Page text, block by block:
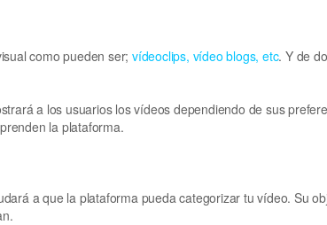
como pueden ser; vídeoclips, vídeo blogs, etc. Y de
a los usuarios los vídeos dependiendo de sus
la plataforma.
a que la plataforma pueda categorizar tu vídeo. Su